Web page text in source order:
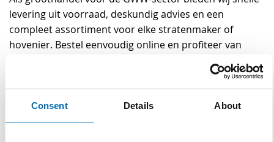
Consent Details About
levering uit voorraad, deskundig advies en een
compleet assortiment voor elke stratenmaker of
hovenier. Bestel eenvoudig online en profiteer van